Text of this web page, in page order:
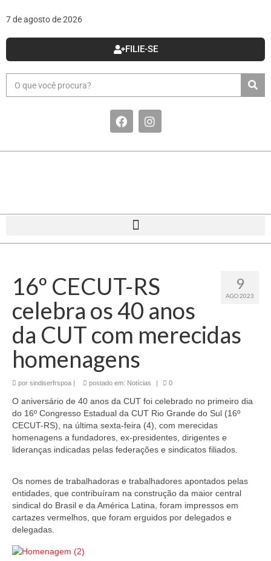
7 de agosto de 2026
FILIE-SE
9
AGO 2023
16º CECUT-RS
celebra os 40 anos
da CUT com merecidas
homenagens
por sindiserfrspoa | postado em: Notícias | 0
O aniversário de 40 anos da CUT foi celebrado no primeiro dia
do 16º Congresso Estadual da CUT Rio Grande do Sul (16º
CECUT-RS), na última sexta-feira (4), com merecidas
homenagens a fundadores, ex-presidentes, dirigentes e
lideranças indicadas pelas federações e sindicatos filiados.
Os nomes de trabalhadoras e trabalhadores apontados pelas
entidades, que contribuíram na construção da maior central
sindical do Brasil e da América Latina, foram impressos em
cartazes vermelhos, que foram erguidos por delegados e
delegadas.